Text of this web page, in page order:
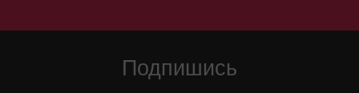
Подпишись